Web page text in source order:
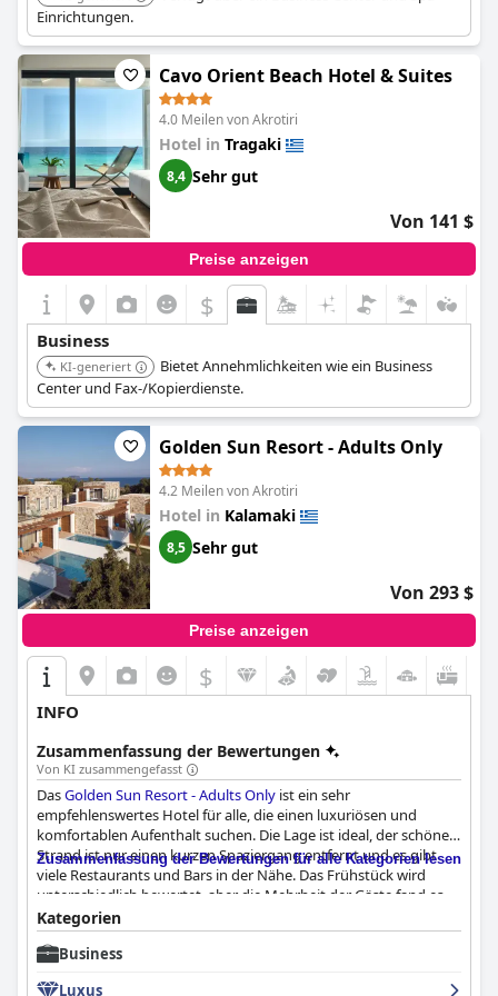
Einrichtungen.
Cavo Orient Beach Hotel & Suites
4.0 Meilen von Akrotiri
Hotel in Tragaki
8,4 Sehr gut
Von 141 $
Preise anzeigen
$
Business
KI-generiert
Bietet Annehmlichkeiten wie ein Business
Center und Fax-/Kopierdienste.
Golden Sun Resort - Adults Only
4.2 Meilen von Akrotiri
Hotel in Kalamaki
8,5 Sehr gut
Von 293 $
Preise anzeigen
$
INFO
Zusammenfassung der Bewertungen
Von KI zusammengefasst
DasGolden Sun Resort - Adults Only ist ein sehr
empfehlenswertes Hotel für alle, die einen luxuriösen und
komfortablen Aufenthalt suchen. Die Lage ist ideal, der schöne
Strand ist nur einen kurzen Spaziergang entfernt und es gibt
viele Restaurants und Bars in der Nähe. Das Frühstück wird
unterschiedlich bewertet, aber die Mehrheit der Gäste fand es
sehr gut oder lecker. Die Zimmer sind erstaunlich, sauber,
geräumig und gut ausgestattet mit allem, was man braucht,
wobei die privaten Pools und Terrassen das Highlight sind. Das
Zusammenfassung der Bewertungen für alle Kategorien lesen
Kategorien
Business
Luxus